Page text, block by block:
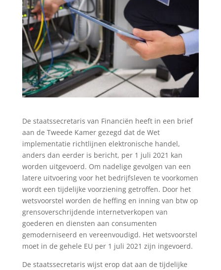
De staatssecretaris van Financiën heeft in een brief
aan de Tweede Kamer gezegd dat de Wet
implementatie richtlijnen elektronische handel,
anders dan eerder is bericht, per 1 juli 2021 kan
worden uitgevoerd. Om nadelige gevolgen van een
latere uitvoering voor het bedrijfsleven te voorkomen
wordt een tijdelijke voorziening getroffen. Door het
wetsvoorstel worden de heffing en inning van btw op
grensoverschrijdende internetverkopen van
goederen en diensten aan consumenten
gemoderniseerd en vereenvoudigd. Het wetsvoorstel
moet in de gehele EU per 1 juli 2021 zijn ingevoerd.
De staatssecretaris wijst erop dat aan de tijdelijke